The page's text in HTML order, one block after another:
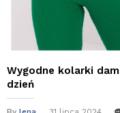
Wygodne kolarki
dzień